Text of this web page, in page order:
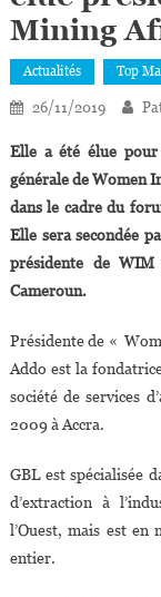
Mining
Actualités Top
26/11/2019
Elle a été élue pour
générale de Women
dans le cadre du
Elle sera secondée
présidente de
Cameroun.
Présidente de «
Addo est la
société de services
2009 à Accra.
GBL est spécialisée
d’extraction à
l’Ouest, mais est
entier.